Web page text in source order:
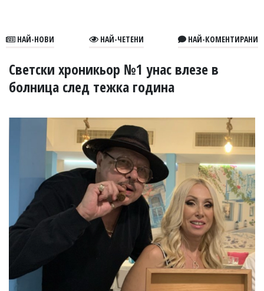
В
УКРАЙНА
РАЗСЛЕДВАНЕ
Управители:
Веселин
Василев,
email:
v.vasilev@flagman.bg
Главен
НАЙ-НОВИ НАЙ-ЧЕТЕНИ НАЙ-КОМЕНТИРАНИ
Светски хроникьор №1 унас влезе в
болница след тежка година